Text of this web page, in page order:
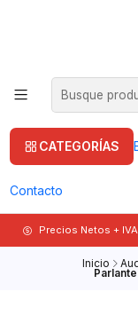
CATEGORÍAS
Contacto
Precios Netos +
Inicio